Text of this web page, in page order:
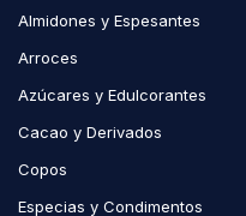
Almidones y Espesantes
Arroces
Azúcares y Edulcorantes
Cacao y Derivados
Copos
Especias y Condimentos